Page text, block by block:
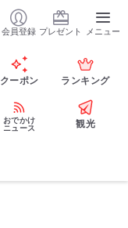
会員登録 プレゼント メニュー
クーポン ランキング
おでかけ
ニュース
観光